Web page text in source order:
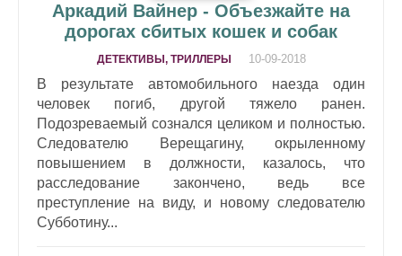
Аркадий Вайнер - Объезжайте на
дорогах сбитых кошек и собак
ДЕТЕКТИВЫ, ТРИЛЛЕРЫ 10-09-2018
В результате автомобильного наезда один
человек погиб, другой тяжело ранен.
Подозреваемый сознался целиком и полностью.
Следователю Верещагину, окрыленному
повышением в должности, казалось, что
расследование закончено, ведь все
преступление на виду, и новому следователю
Субботину...